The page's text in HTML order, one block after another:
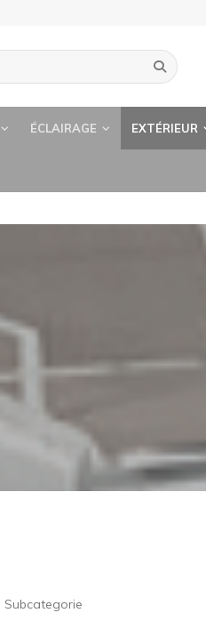
ÉCLAIRAGE EXTÉRIEUR
Subcategorie